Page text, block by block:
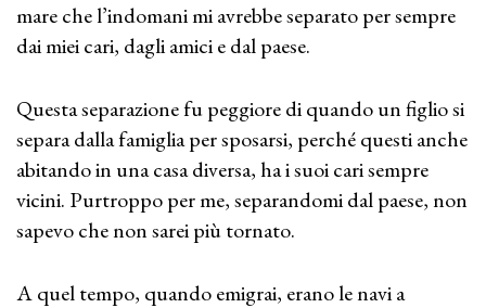
mare che l’indomani mi avrebbe separato per sempre
dai miei cari, dagli amici e dal paese.
Questa separazione fu peggiore di quando un figlio si
separa dalla famiglia per sposarsi, perché questi anche
abitando in una casa diversa, ha i suoi cari sempre
vicini. Purtroppo per me, separandomi dal paese, non
sapevo che non sarei più tornato.
A quel tempo, quando emigrai, erano le navi a